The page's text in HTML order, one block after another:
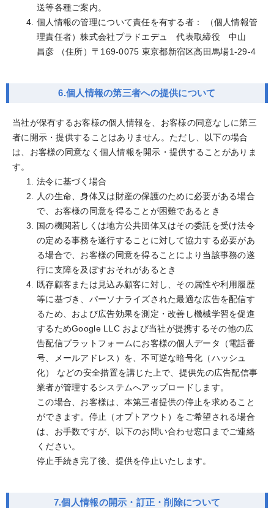
送等各種ご案内。
個人情報の管理について責任を有する者： （個人情報管
理責任者）株式会社プラドエデュ 代表取締役 中山
昌彦 （住所）〒169-0075 東京都新宿区高田馬場1-29-4
6.個人情報の第三者への提供について
当社が保有するお客様の個人情報を、お客様の同意なしに第三
者に開示・提供することはありません。ただし、以下の場合
は、お客様の同意なく個人情報を開示・提供することがありま
す。
法令に基づく場合
人の生命、身体又は財産の保護のために必要がある場合
で、お客様の同意を得ることが困難であるとき
国の機関若しくは地方公共団体又はその委託を受け法令
の定める事務を遂行することに対して協力する必要があ
る場合で、お客様の同意を得ることにより当該事務の遂
行に支障を及ぼすおそれがあるとき
既存顧客または見込み顧客に対し、その属性や利用履歴
等に基づき、パーソナライズされた最適な広告を配信す
るため、および広告効果を測定・改善し機械学習を促進
するためGoogle LLC および当社が提携するその他の広
告配信プラットフォームにお客様の個人データ（電話番
号、メールアドレス）を、不可逆な暗号化（ハッシュ
化） などの安全措置を講じた上で、提供先の広告配信事
業者が管理するシステムへアップロードします。
この場合、お客様は、本第三者提供の停止を求めること
ができます。停止（オプトアウト）をご希望される場合
は、お手数ですが、以下のお問い合わせ窓口までご連絡
ください。
停止手続き完了後、提供を停止いたします。
7.個人情報の開示・訂正・削除について